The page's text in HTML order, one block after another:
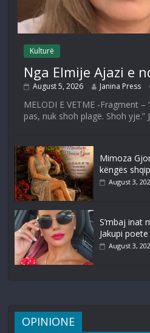
Kulturë
Nga Elmije Ajazi e
August 5, 2026 Janina Press
MELODI E VETME -Fragment
pas, nuk shoh plagë. Shoh
Mimoza
këngës
August 3,
S’mbaj inat
Jakupi
August 3,
OPINIONE